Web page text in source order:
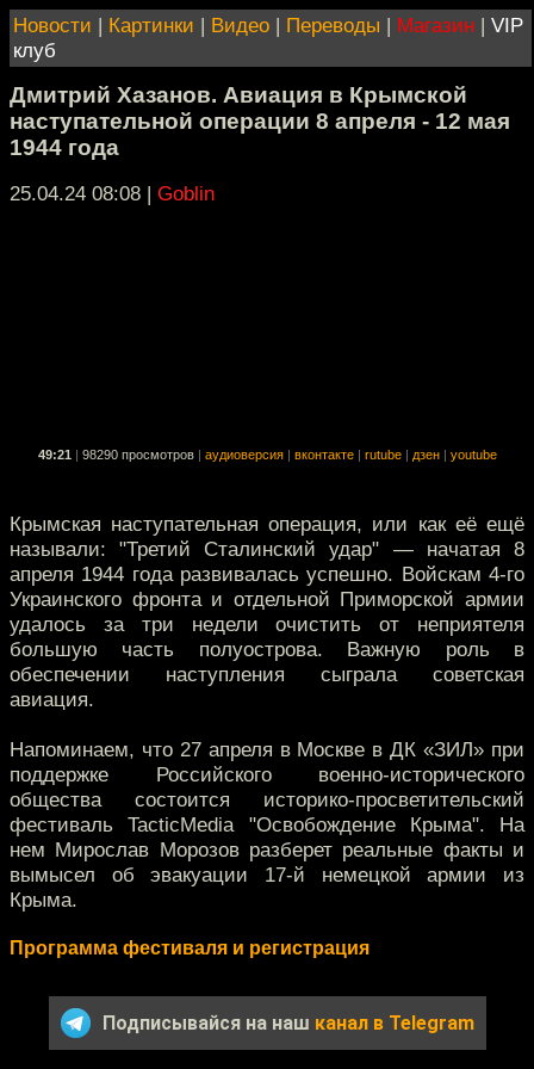
Новости | Картинки | Видео | Переводы | Магазин | VIP
клуб
Дмитрий Хазанов. Авиация в Крымской
наступательной операции 8 апреля - 12 мая
1944 года
25.04.24 08:08 | Goblin
49:21 98290 просмотров аудиоверсия вконтакте rutube дзен youtube
Крымская наступательная операция, или как её ещё
называли: "Третий Сталинский удар" — начатая 8
апреля 1944 года развивалась успешно. Войскам 4-го
Украинского фронта и отдельной Приморской армии
удалось за три недели очистить от неприятеля
большую часть полуострова. Важную роль в
обеспечении наступления сыграла советская
авиация.
Напоминаем, что 27 апреля в Москве в ДК «ЗИЛ» при
поддержке Российского военно-исторического
общества состоится историко-просветительский
фестиваль TacticMedia "Освобождение Крыма". На
нем Мирослав Морозов разберет реальные факты и
вымысел об эвакуации 17-й немецкой армии из
Крыма.
Программа фестиваля и регистрация
Подписывайся на наш канал в Telegram